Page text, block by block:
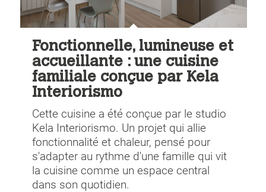
Fonctionnelle, lumineuse et
accueillante : une cuisine
familiale conçue par Kela
Interiorismo
Cette cuisine a été conçue par le studio
Kela Interiorismo. Un projet qui allie
fonctionnalité et chaleur, pensé pour
s'adapter au rythme d'une famille qui vit
la cuisine comme un espace central
dans son quotidien.